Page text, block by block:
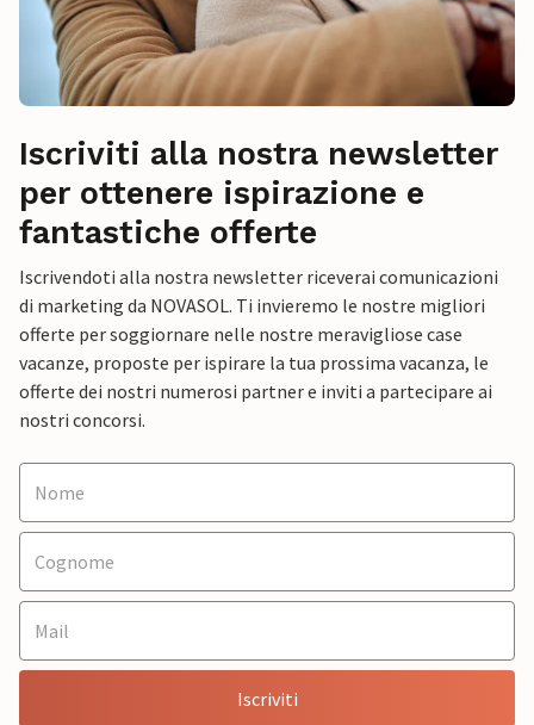
Iscriviti alla nostra newsletter
per ottenere ispirazione e
fantastiche offerte
Iscrivendoti alla nostra newsletter riceverai comunicazioni
di marketing da NOVASOL. Ti invieremo le nostre migliori
offerte per soggiornare nelle nostre meravigliose case
vacanze, proposte per ispirare la tua prossima vacanza, le
offerte dei nostri numerosi partner e inviti a partecipare ai
nostri concorsi.
Iscriviti